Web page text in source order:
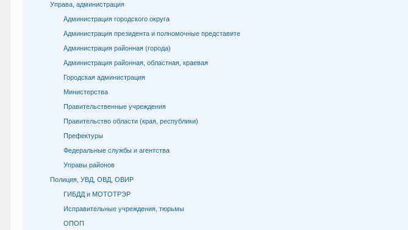
Управа, администрация
Администрация городского округа
Администрация президента и полномочные представите
Администрация районная (города)
Администрация районная, областная, краевая
Городская администрация
Министерства
Правительственные учреждения
Правительство области (края, республики)
Префектуры
Федеральные службы и агентства
Управы районов
Полиция, УВД, ОВД, ОВИР
ГИБДД и МОТОТРЭР
Исправительные учреждения, тюрьмы
ОПОП